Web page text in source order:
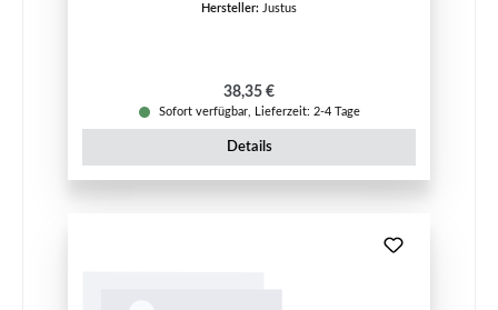
Hersteller: Justus
Regulärer Preis:
38,35 €
Sofort verfügbar, Lieferzeit: 2-4 Tage
Details